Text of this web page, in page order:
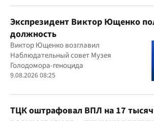
Экспрезидент Виктор Ющенко
должность
Виктор Ющенко возглавил
Наблюдательный совет Музея
Голодомора-геноцида
9.08.2026 08:25
ТЦК оштрафовал ВПЛ на 17